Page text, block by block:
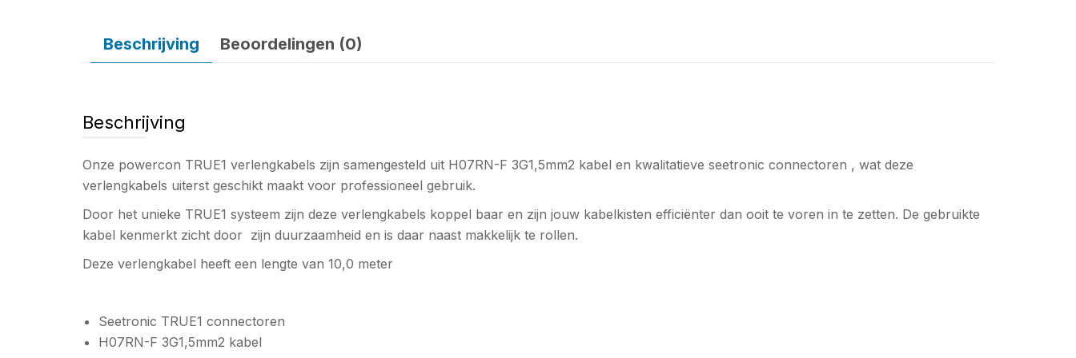
Beschrijving Beoordelingen (0)
Beschrijving
Onze powercon TRUE1 verlengkabels zijn samengesteld uit H07RN-F 3G1,5mm2 kabel en kwalitatieve seetronic connectoren , wat deze
verlengkabels uiterst geschikt maakt voor professioneel gebruik.
Door het unieke TRUE1 systeem zijn deze verlengkabels koppel baar en zijn jouw kabelkisten efficiënter dan ooit te voren in te zetten. De gebruikte
kabel kenmerkt zicht door zijn duurzaamheid en is daar naast makkelijk te rollen.
Deze verlengkabel heeft een lengte van 10,0 meter
Seetronic TRUE1 connectoren
H07RN-F 3G1,5mm2 kabel